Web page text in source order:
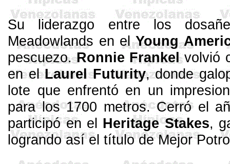
Su liderazgo entre los
Meadowlands en elYoung
pescuezo.Ronnie Frankelvolvió
en elLaurelFuturity, donde
lote que enfrentó en un
para los 1700 metros. Cerró el
participó en el Heritage Stakes,
logrando así el título de Mejor